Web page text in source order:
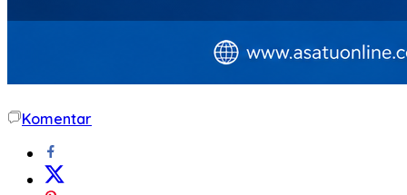
Komentar